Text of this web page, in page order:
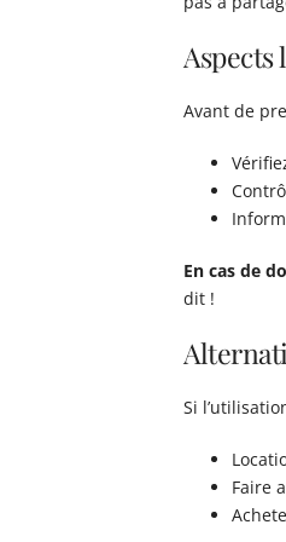
Aspects
Avant de
En cas de
dit !
Si
Faire